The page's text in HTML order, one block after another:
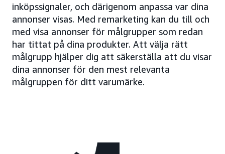
inköpssignaler, och därigenom anpassa var dina
annonser visas. Med remarketing kan du till och
med visa annonser för målgrupper som redan
har tittat på dina produkter. Att välja rätt
målgrupp hjälper dig att säkerställa att du visar
dina annonser för den mest relevanta
målgruppen för ditt varumärke.